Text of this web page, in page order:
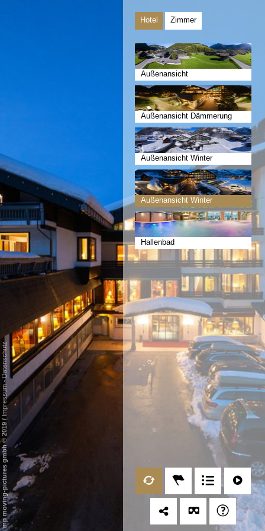
Hotel Zimmer
Außenansicht
Außenansicht Dämmerung
Außenansicht Winter
Außenansicht Winter
Dämmerung
Hallenbad
mp moving-pictures gmbh © 2019
/
Impressum
-
Datenschutz